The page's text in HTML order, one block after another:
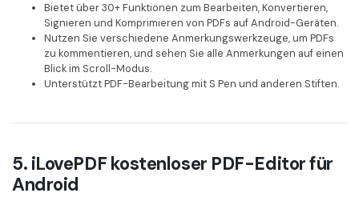
Bietet über 30+ Funktionen zum Bearbeiten, Konvertieren,
Signieren und Komprimieren von PDFs auf Android-Geräten.
Nutzen Sie verschiedene Anmerkungswerkzeuge, um PDFs
zu kommentieren, und sehen Sie alle Anmerkungen auf einen
Blick im Scroll-Modus.
Unterstützt PDF-Bearbeitung mit S Pen und anderen Stiften.
5. iLovePDF kostenloser PDF-Editor für
Android